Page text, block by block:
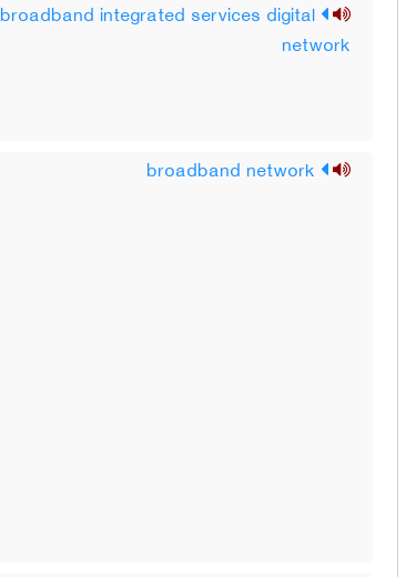
broadband integrated services digital
network